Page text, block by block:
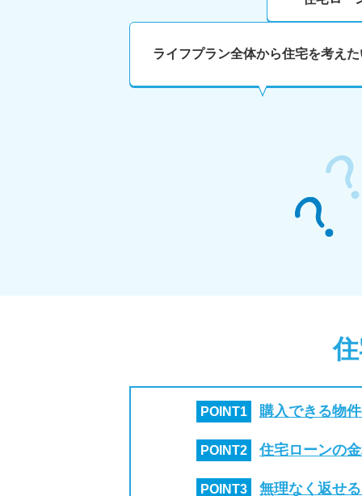
ライフプラン全体から住宅を考えた
POINT1 購入できる物
POINT2 住宅ローンの
POINT3 無理なく返せ